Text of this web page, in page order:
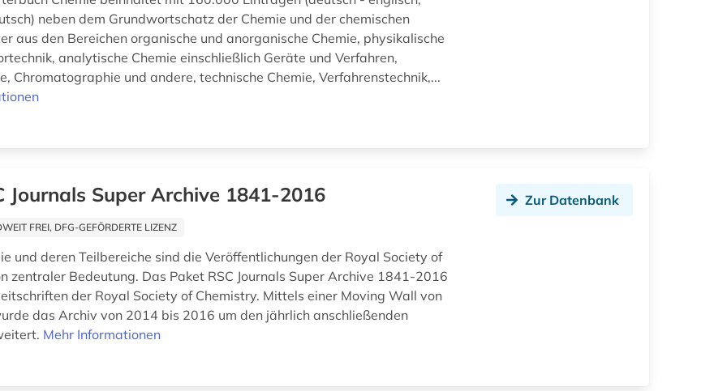
neben dem Grundwortschatz der Chemie und der chemischen
aus den Bereichen organische und anorganische Chemie, physikalische
analytische Chemie einschließlich Geräte und Verfahren,
Chromatographie und andere, technische Chemie, Verfahrenstechnik,...
Journals Super Archive 1841-2016
FREI, DFG-GEFÖRDERTE LIZENZ
und deren Teilbereiche sind die Veröffentlichungen der Royal Society of
zentraler Bedeutung. Das Paket RSC Journals Super Archive 1841-2016
der Royal Society of Chemistry. Mittels einer Moving Wall von
das Archiv von 2014 bis 2016 um den jährlich anschließenden
Mehr Informationen
Zur Datenbank